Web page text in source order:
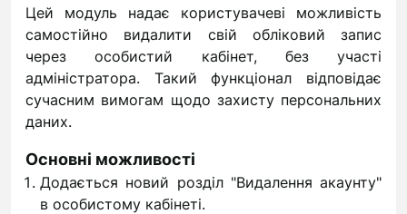
Цей модуль надає користувачеві можливість
самостійно видалити свій обліковий запис
через особистий кабінет, без участі
адміністратора. Такий функціонал відповідає
сучасним вимогам щодо захисту персональних
даних.
Основні можливості
Додається новий розділ "Видалення акаунту"
в особистому кабінеті.